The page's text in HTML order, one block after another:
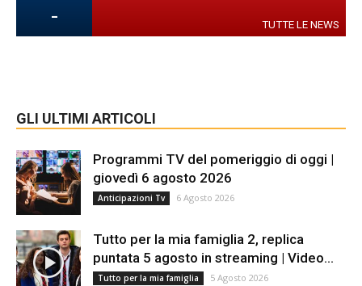
- TUTTE LE NEWS
GLI ULTIMI ARTICOLI
Programmi TV del pomeriggio di oggi |
giovedì 6 agosto 2026
Anticipazioni Tv 6 Agosto 2026
Tutto per la mia famiglia 2, replica
puntata 5 agosto in streaming | Video...
Tutto per la mia famiglia 5 Agosto 2026